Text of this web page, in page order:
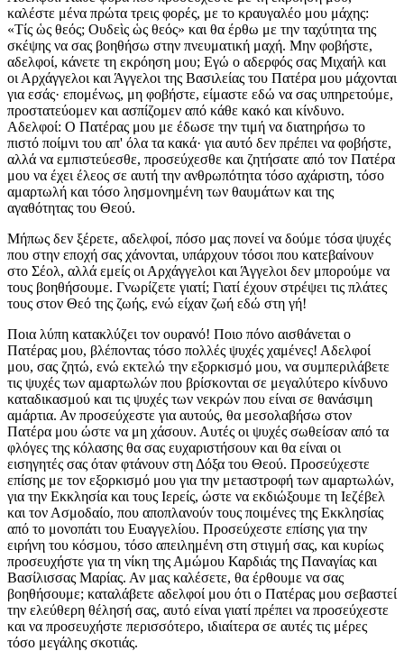
καλέστε μένα πρώτα τρεις φορές, με το κραυγαλέο μου μάχης:
«Τίς ὡς θεός; Ουδεὶς ὡς θεός» και θα έρθω με την ταχύτητα της
σκέψης να σας βοηθήσω στην πνευματική μαχή. Μην φοβήστε,
αδελφοί, κάνετε τη εκρόηση μου; Εγώ ο αδερφός σας Μιχαήλ και
οι Αρχάγγελοι και Άγγελοι της Βασιλείας του Πατέρα μου μάχονται
για εσάς· επομένως, μη φοβήστε, είμαστε εδώ να σας υπηρετούμε,
προστατεύομεν και ασπίζομεν από κάθε κακό και κίνδυνο.
Αδελφοί: Ο Πατέρας μου με έδωσε την τιμή να διατηρήσω το
πιστό ποίμνι του απ' όλα τα κακά· για αυτό δεν πρέπει να φοβήστε,
αλλά να εμπιστεύεσθε, προσεύχεσθε και ζητήσατε από τον Πατέρα
μου να έχει έλεος σε αυτή την ανθρωπότητα τόσο αχάριστη, τόσο
αμαρτωλή και τόσο λησμονημένη των θαυμάτων και της
αγαθότητας του Θεού.
Μήπως δεν ξέρετε, αδελφοί, πόσο μας πονεί να δούμε τόσα ψυχές
που στην εποχή σας χάνονται, υπάρχουν τόσοι που κατεβαίνουν
στο Σέολ, αλλά εμείς οι Αρχάγγελοι και Άγγελοι δεν μπορούμε να
τους βοηθήσουμε. Γνωρίζετε γιατί; Γιατί έχουν στρέψει τις πλάτες
τους στον Θεό της ζωής, ενώ είχαν ζωή εδώ στη γή!
Ποια λύπη κατακλύζει τον ουρανό! Ποιο πόνο αισθάνεται ο
Πατέρας μου, βλέποντας τόσο πολλές ψυχές χαμένες! Αδελφοί
μου, σας ζητώ, ενώ εκτελώ την εξορκισμό μου, να συμπεριλάβετε
τις ψυχές των αμαρτωλών που βρίσκονται σε μεγαλύτερο κίνδυνο
καταδικασμού και τις ψυχές των νεκρών που είναι σε θανάσιμη
αμάρτια. Αν προσεύχεστε για αυτούς, θα μεσολαβήσω στον
Πατέρα μου ώστε να μη χάσουν. Αυτές οι ψυχές σωθείσαν από τα
φλόγες της κόλασης θα σας ευχαριστήσουν και θα είναι οι
εισηγητές σας όταν φτάνουν στη Δόξα του Θεού. Προσεύχεστε
επίσης με τον εξορκισμό μου για την μεταστροφή των αμαρτωλών,
για την Εκκλησία και τους Ιερείς, ώστε να εκδιώξουμε τη Ιεζέβελ
και τον Ασμοδαίο, που αποπλανούν τους ποιμένες της Εκκλησίας
από το μονοπάτι του Ευαγγελίου. Προσεύχεστε επίσης για την
ειρήνη του κόσμου, τόσο απειλημένη στη στιγμή σας, και κυρίως
προσευχήστε για τη νίκη της Αμώμου Καρδιάς της Παναγίας και
Βασίλισσας Μαρίας. Αν μας καλέσετε, θα έρθουμε να σας
βοηθήσουμε; καταλάβετε αδελφοί μου ότι ο Πατέρας μου σεβαστεί
την ελεύθερη θέλησή σας, αυτό είναι γιατί πρέπει να προσεύχεστε
και να προσευχήστε περισσότερο, ιδιαίτερα σε αυτές τις μέρες
τόσο μεγάλης σκοτιάς.